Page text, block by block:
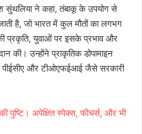
सुंथलिया ने कहा, तंबाकू के उपयोग से
है, जो भारत में कुल मौतों का लगभग
प्रकृति, युवाओं पर इसके प्रभाव और
की। उन्होंने प्राकृतिक डोपामाइन
पीईसीए और टीओएफईआई जैसे सरकारी
पुष्टि। अपेक्षित स्पेक्स, फीचर्स, और भी